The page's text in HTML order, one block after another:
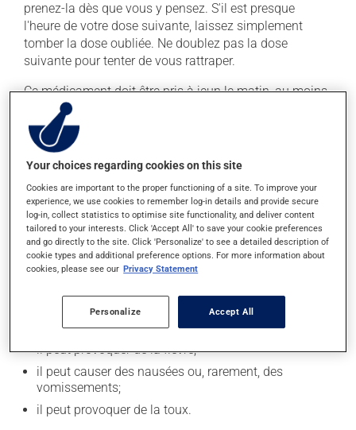
prenez-la dès que vous y pensez. S'il est presque
l'heure de votre dose suivante, laissez simplement
tomber la dose oubliée. Ne doublez pas la dose
suivante pour tenter de vous rattraper.
Ce médicament doit être pris à jeun le matin, au moins
30 minutes avant toute nourriture. Pour assurer son
efficacité, ne le prenez pas en même temps qu'un
antiacide à base d'aluminium.
Effets indésirables
En plus de ses effets recherchés, ce produit peut à
l'occasion entraîner certains effets indésirables (effets
secondaires), notamment :
il peut causer de la diarrhée;
il peut causer des maux de ventre;
il peut provoquer de la fièvre;
il peut causer des nausées ou, rarement, des
vomissements;
il peut provoquer de la toux.
Your choices regarding cookies on this site
Cookies are important to the proper functioning of a site. To improve your
experience, we use cookies to remember log-in details and provide secure
log-in, collect statistics to optimise site functionality, and deliver content
tailored to your interests. Click 'Accept All' to save your cookie preferences
and go directly to the site. Click 'Personalize' to see a detailed description of
cookie types and additional preference options. For more information about
cookies, please see our Privacy Statement
Personalize Accept All